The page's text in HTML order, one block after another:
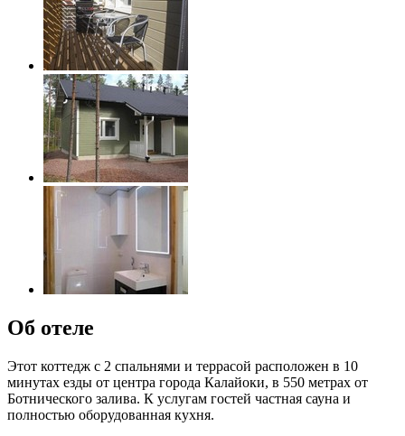
Об отеле
Этот коттедж с 2 спальнями и террасой расположен в 10
минутах езды от центра города Калайоки, в 550 метрах от
Ботнического залива. К услугам гостей частная сауна и
полностью оборудованная кухня.